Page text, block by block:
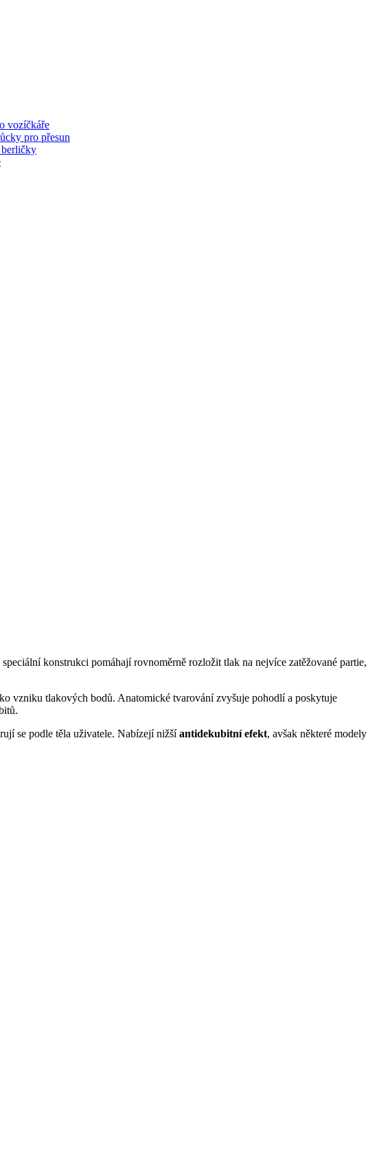
vozíčkáře
pro přesun
berličky
konstrukci pomáhají rovnoměrně rozložit tlak na nejvíce zatěžované partie,
vzniku tlakových bodů. Anatomické tvarování zvyšuje pohodlí a poskytuje
se podle těla uživatele. Nabízejí nižšíantidekubitní efekt, avšak některé modely